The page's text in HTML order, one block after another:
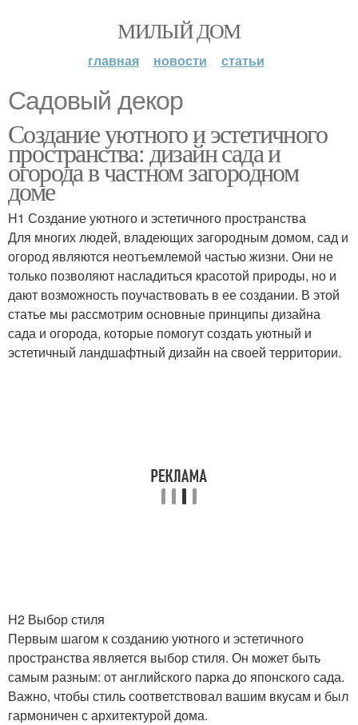
МИЛЫЙ ДОМ
главная новости статьи
Садовый декор
Создание уютного и эстетичного
пространства: дизайн сада и
огорода в частном загородном
доме
H1 Создание уютного и эстетичного пространства
Для многих людей, владеющих загородным домом, сад и
огород являются неотъемлемой частью жизни. Они не
только позволяют насладиться красотой природы, но и
дают возможность поучаствовать в ее создании. В этой
статье мы рассмотрим основные принципы дизайна
сада и огорода, которые помогут создать уютный и
эстетичный ландшафтный дизайн на своей территории.
H2 Выбор стиля
Первым шагом к созданию уютного и эстетичного
пространства является выбор стиля. Он может быть
самым разным: от английского парка до японского сада.
Важно, чтобы стиль соответствовал вашим вкусам и был
гармоничен с архитектурой дома.